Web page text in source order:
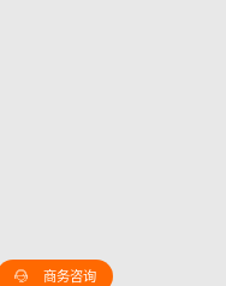
商务咨询